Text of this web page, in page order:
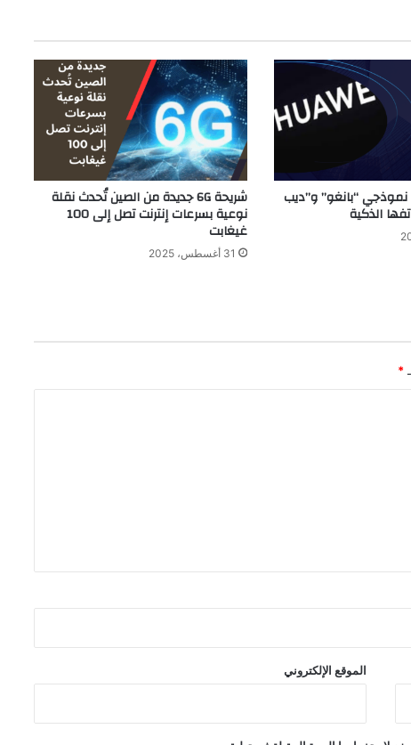
“بانغو” و”ديب
الذكية
شريحة 6G جديدة من الصين تُحدث نقلة
نوعية بسرعات إنترنت تصل إلى 100
غيغابت
31 أغسطس، 2025
*
الموقع الإلكتروني